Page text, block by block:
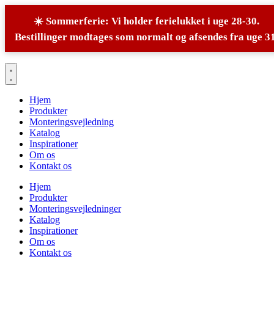
☀️ Sommerferie: Vi holder ferielukket i uge 28-30.
Bestillinger modtages som normalt og afsendes fra uge
til
indhold
Hjem
Produkter
Monteringsvejledning
Katalog
Inspirationer
Om os
Kontakt os
Hjem
Produkter
Monteringsvejledninger
Katalog
Inspirationer
Om os
Kontakt os